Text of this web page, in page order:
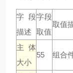
字段
描述
字段
取值
取值
主体
大小
55 组合